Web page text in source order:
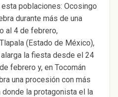
poblaciones: Ocosingo
durante más de una
al 4 de febrero,
(Estado de México),
la fiesta desde el 24
febrero y, en Tocomán
una procesión con más
la protagonista el la